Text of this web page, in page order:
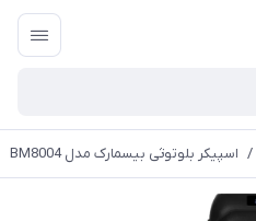
/ اسپیکر بلوتوثی بیسمارک مدل BM8004